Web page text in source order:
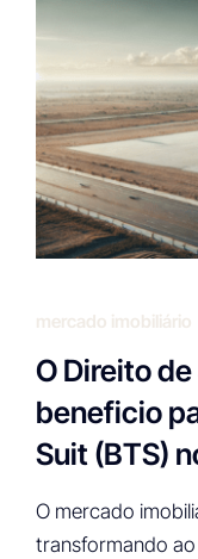
mercado imobiliário
O Direito
beneficio
Suit (BTS)
O mercado
transformando